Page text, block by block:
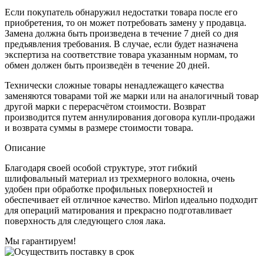
Если покупатель обнаружил недостатки товара после его
приобретения, то он может потребовать замену у продавца.
Замена должна быть произведена в течение 7 дней со дня
предъявления требования. В случае, если будет назначена
экспертиза на соответствие товара указанным нормам, то
обмен должен быть произведён в течение 20 дней.
Технически сложные товары ненадлежащего качества
заменяются товарами той же марки или на аналогичный товар
другой марки с перерасчётом стоимости. Возврат
производится путем аннулирования договора купли-продажи
и возврата суммы в размере стоимости товара.
Описание
Благодаря своей особой структуре, этот гибкий
шлифовальный материал из трехмерного волокна, очень
удобен при обработке профильных поверхностей и
обеспечивает ей отличное качество. Mirlon идеально подходит
для операций матирования и прекрасно подготавливает
поверхность для следующего слоя лака.
Мы гарантируем!